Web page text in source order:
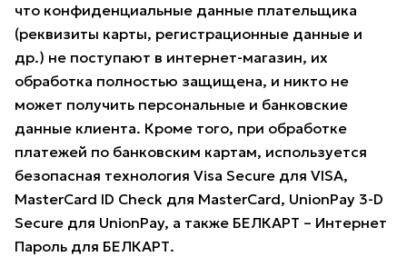
что конфиденциальные данные плательщика
(реквизиты карты, регистрационные данные и
др.) не поступают в интернет-магазин, их
обработка полностью защищена, и никто не
может получить персональные и банковские
данные клиента. Кроме того, при обработке
платежей по банковским картам, используется
безопасная технология Visa Secure для VISA,
MasterCard ID Check для MasterCard, UnionPay 3-D
Secure для UnionPay, а также БЕЛКАРТ – Интернет
Пароль для БЕЛКАРТ.